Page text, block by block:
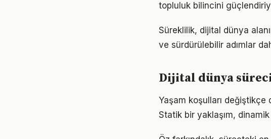
topluluk bilincini
Süreklilik, dijital dünya
ve sürdürülebilir adımlar
Dijital dünya
Yaşam koşulları
Statik bir yaklaşım,